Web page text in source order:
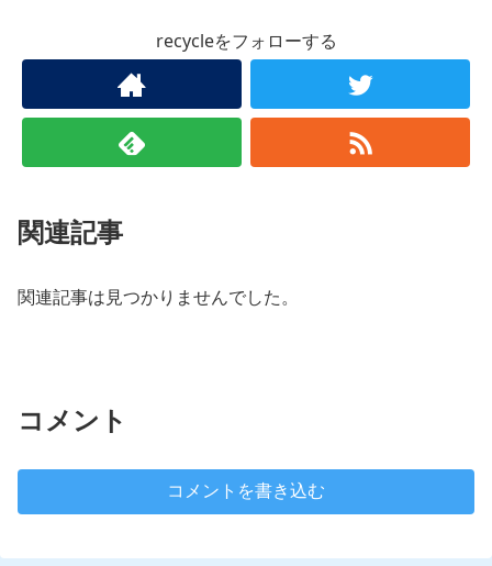
recycleをフォローする
関連記事
関連記事は見つかりませんでした。
コメント
コメントを書き込む